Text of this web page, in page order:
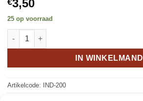
€3,50
25 op voorraad
Qoraan - Register/Index aantal
IN WINKELMAND
Artikelcode: IND-200